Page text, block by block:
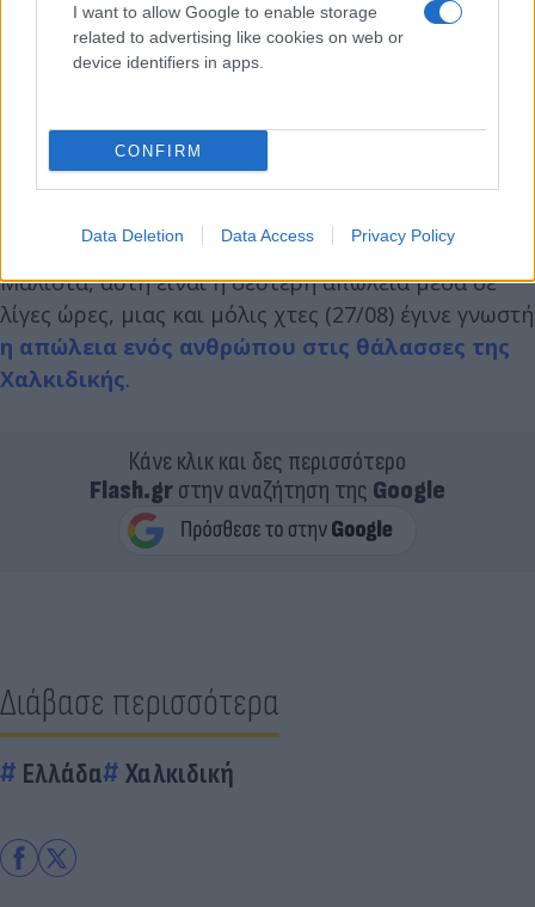
I want to allow Google to enable storage
related to advertising like cookies on web or
device identifiers in apps.
CONFIRM
Data Deletion Data Access Privacy Policy
Μάλιστα, αυτή είναι η δεύτερη απώλεια μέσα σε
λίγες ώρες, μιας και μόλις χτες (27/08) έγινε γνωστή
η απώλεια ενός ανθρώπου στις θάλασσες της
Χαλκιδικής.
Κάνε κλικ και δες περισσότερο
Flash.grστην αναζήτηση της Google
Διάβασε περισσότερα
Ελλάδα Χαλκιδική